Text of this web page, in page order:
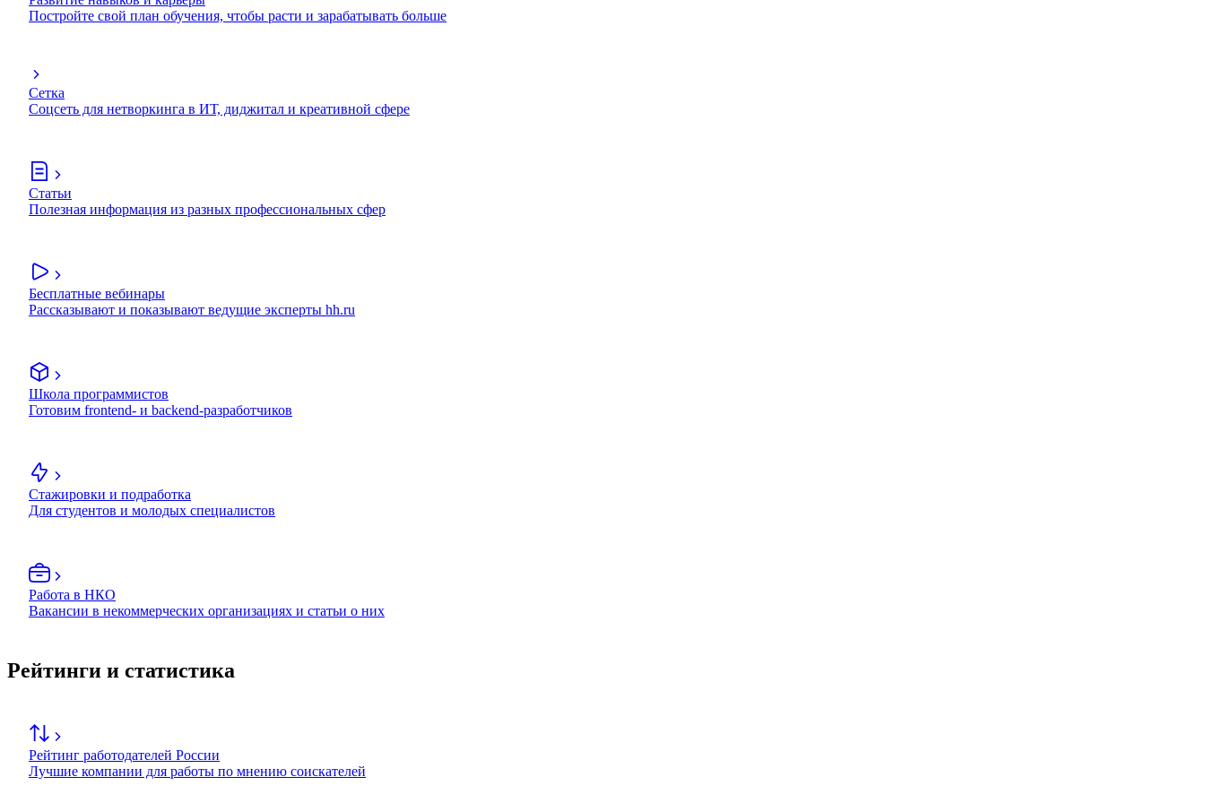
Постройте свой план обучения, чтобы расти и зарабатывать больше
Сетка
Соцсеть для нетворкинга в ИТ, диджитал и креативной сфере
Статьи
Полезная информация из разных профессиональных сфер
Бесплатные вебинары
Рассказывают и показывают ведущие эксперты hh.ru
Школа программистов
Готовим frontend- и backend-разработчиков
Стажировки и подработка
Для студентов и молодых специалистов
Работа в НКО
Вакансии в некоммерческих организациях и статьи о них
Рейтинги и статистика
Рейтинг работодателей России
Лучшие компании для работы по мнению соискателей